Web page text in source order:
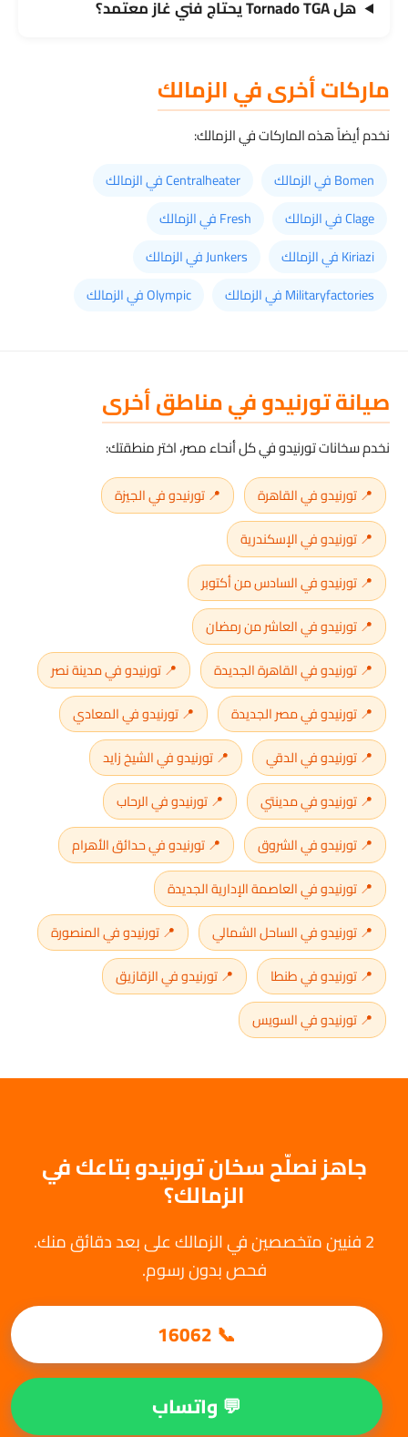
هل Tornado TGA يحتاج فني غاز معتمد؟
ماركات أخرى في الزمالك
نخدم أيضاً هذه الماركات في الزمالك:
Bomen في الزمالك
Centralheater في الزمالك
Clage في الزمالك
Fresh في الزمالك
Kiriazi في الزمالك
Junkers في الزمالك
Militaryfactories في الزمالك
Olympic في الزمالك
صيانة تورنيدو في مناطق أخرى
نخدم سخانات تورنيدو في كل أنحاء مصر، اختر منطقتك:
📍 تورنيدو في القاهرة
📍 تورنيدو في الجيزة
📍 تورنيدو في الإسكندرية
📍 تورنيدو في السادس من أكتوبر
📍 تورنيدو في العاشر من رمضان
📍 تورنيدو في القاهرة الجديدة
📍 تورنيدو في مدينة نصر
📍 تورنيدو في مصر الجديدة
📍 تورنيدو في المعادي
📍 تورنيدو في الدقي
📍 تورنيدو في الشيخ زايد
📍 تورنيدو في مدينتي
📍 تورنيدو في الرحاب
📍 تورنيدو في الشروق
📍 تورنيدو في حدائق الأهرام
📍 تورنيدو في العاصمة الإدارية الجديدة
📍 تورنيدو في الساحل الشمالي
📍 تورنيدو في المنصورة
📍 تورنيدو في طنطا
📍 تورنيدو في الزقازيق
📍 تورنيدو في السويس
جاهز نصلّح سخان تورنيدو بتاعك في
الزمالك؟
2 فنيين متخصصين في الزمالك على بعد دقائق منك.
فحص بدون رسوم.
📞 16062
💬 واتساب